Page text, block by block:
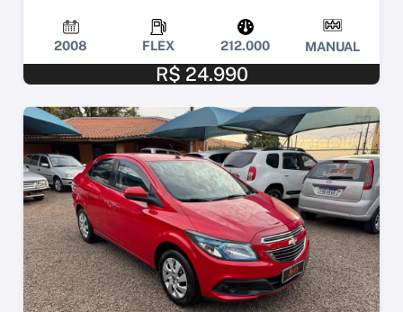
2008 FLEX 212.000 MANUAL
R$ 24.990